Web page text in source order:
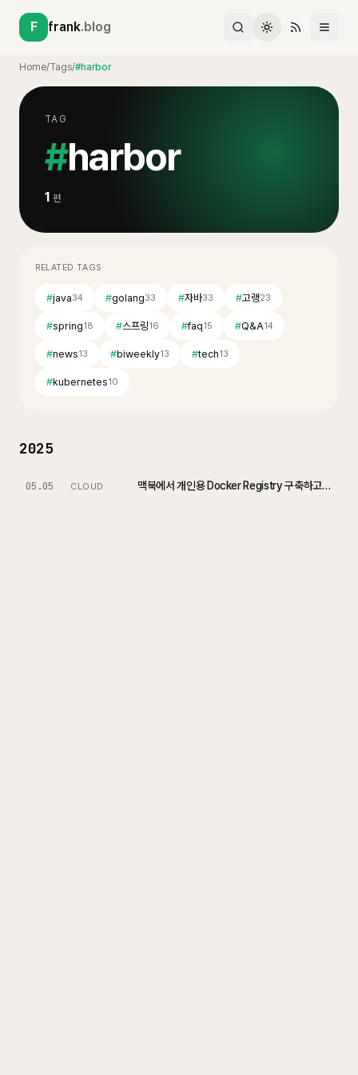
F frank.blog
Home/Tags/#harbor
TAG
#harbor
1 편
RELATED TAGS
#java34 #golang33 #자바33 #고랭23
#spring18 #스프링16 #faq15 #Q&A14
#news13 #biweekly13 #tech13
#kubernetes10
2025
05.05 CLOUD 맥북에서 개인용 Docker Registry 구축하고 이미지 관리하기